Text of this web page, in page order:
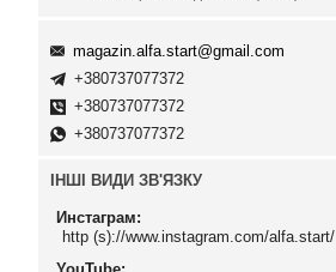
magazin.alfa.start@gmail.com
+380737077372
+380737077372
+380737077372
ІНШІ ВИДИ ЗВ'ЯЗКУ
Инстаграм
http (s)://www.instagram.com/alfa.start/